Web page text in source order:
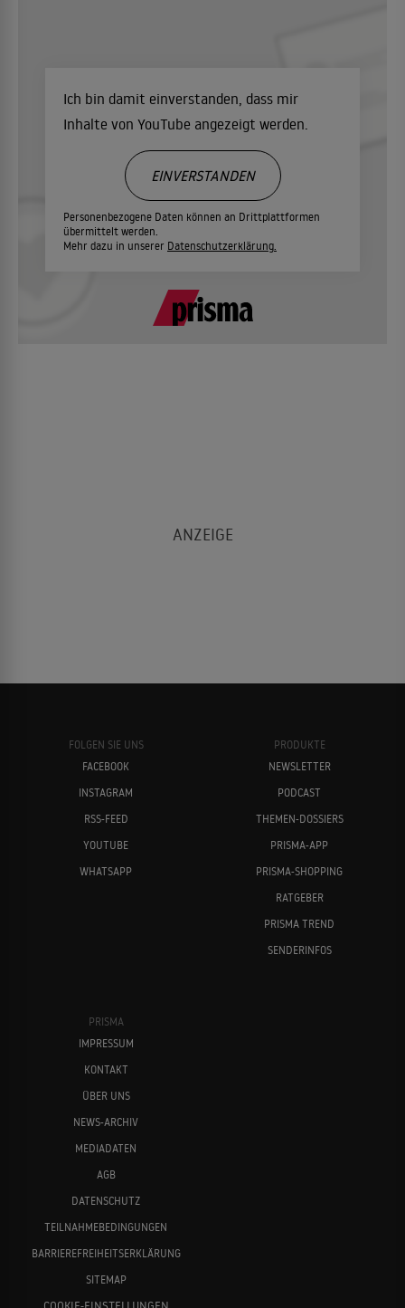
Ich bin damit einverstanden, dass mir
Inhalte von YouTube angezeigt werden.
Personenbezogene Daten können an Drittplattformen
übermittelt werden.
Mehr dazu in unserer Datenschutzerklärung.
EINVERSTANDEN
FOLGEN SIE UNS
FACEBOOK
INSTAGRAM
RSS-FEED
YOUTUBE
WHATSAPP
PRODUKTE
NEWSLETTER
PODCAST
THEMEN-DOSSIERS
PRISMA-APP
PRISMA-SHOPPING
RATGEBER
PRISMA TREND
SENDERINFOS
PRISMA
IMPRESSUM
KONTAKT
ÜBER UNS
NEWS-ARCHIV
MEDIADATEN
AGB
DATENSCHUTZ
TEILNAHMEBEDINGUNGEN
BARRIEREFREIHEITSERKLÄRUNG
SITEMAP